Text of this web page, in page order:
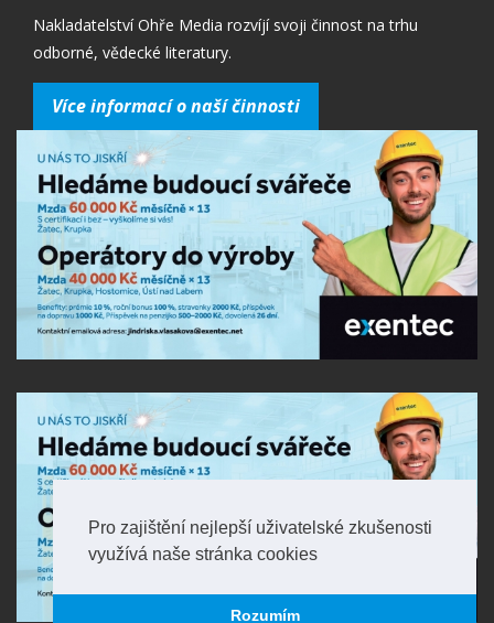
Pro zajištění nejlepší uživatelské zkušenosti
využívá naše stránka cookies
Rozumím
Nakladatelství Ohře Media rozvíjí svoji činnost na trhu
odborné, vědecké literatury.
Více informací o naší činnosti